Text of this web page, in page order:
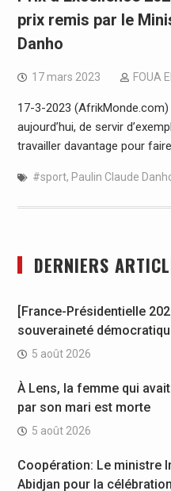
prix remis par le
Danho
17 mars 2023 FOUA
17-3-2023
aujourd’hui, de servir
travailler davantage pour
#sport, Paulin Claude
DERNIERS
[France-Présidentielle
souveraineté
5 août 2026
À Lens, la femme qui
par son mari est morte
5 août 2026
Coopération: Le ministre
Abidjan pour la